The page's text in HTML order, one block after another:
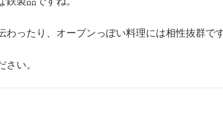
ったり、オーブンっぽい料理には相性抜群で
い。